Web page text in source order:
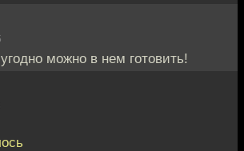
можно в нем готовить!